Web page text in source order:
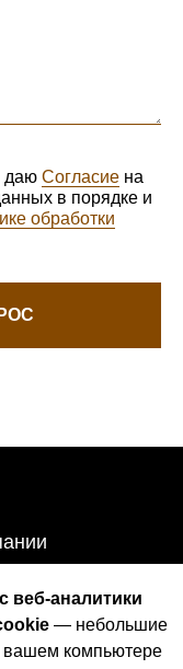
даю Согласие на
в порядке и
обработки
Контакты
веб-аналитики
— небольшие
компьютере